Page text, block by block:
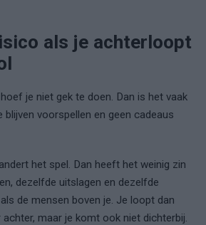
als je achterloopt
je niet gek te doen. Dan is het vaak
voorspellen en geen cadeaus
het spel. Dan heeft het weinig zin
dezelfde uitslagen en dezelfde
de mensen boven je. Je loopt dan
maar je komt ook niet dichterbij.